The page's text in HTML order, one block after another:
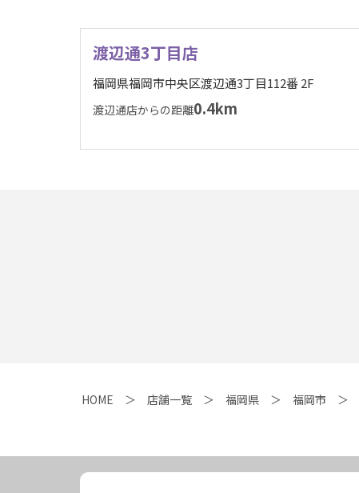
渡辺通3丁目店
福岡県福岡市中央区渡辺通3丁目112番 2F
渡辺通店からの距離0.4km
HOME 店舗一覧 福岡県 福岡市